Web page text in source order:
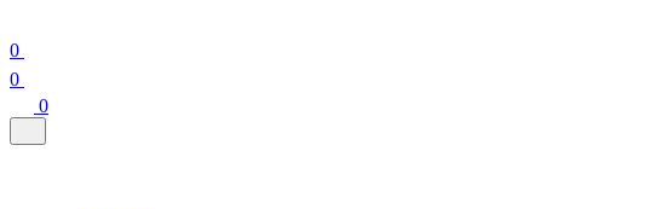
0
0
0